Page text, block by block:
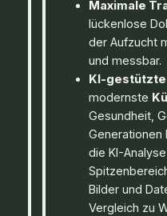
Maximale
lückenlose
der Aufzucht
und messbar.
KI-
modernste
Gesundheit,
Generationen
die KI-
Bilder und
Vergleich zu